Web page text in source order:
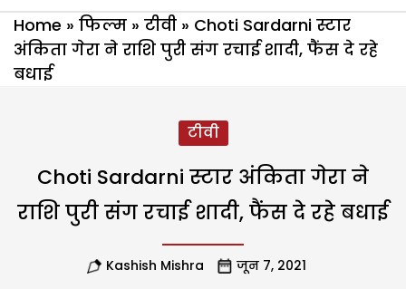
Home » फिल्म » टीवी » Choti Sardarni स्टार
अंकिता गेरा ने राशि पुरी संग रचाई शादी, फैंस दे रहे
बधाई
टीवी
Choti Sardarni स्टार अंकिता गेरा ने
राशि पुरी संग रचाई शादी, फैंस दे रहे बधाई
Kashish Mishra जून 7, 2021